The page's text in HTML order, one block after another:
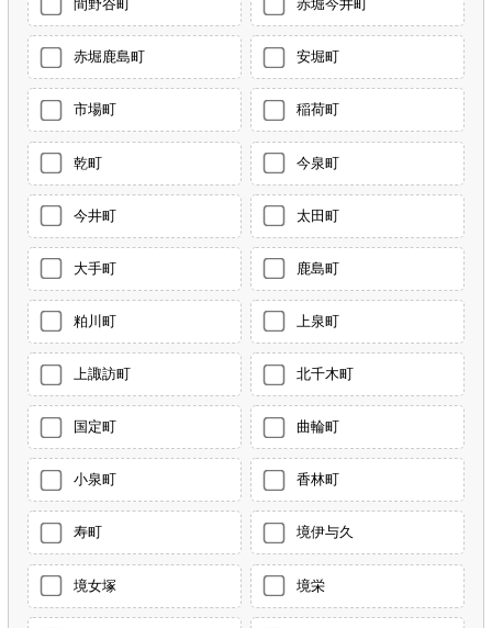
間野谷町 赤堀今井町
赤堀鹿島町 安堀町
市場町 稲荷町
乾町 今泉町
今井町 太田町
大手町 鹿島町
粕川町 上泉町
上諏訪町 北千木町
国定町 曲輪町
小泉町 香林町
寿町 境伊与久
境女塚 境栄